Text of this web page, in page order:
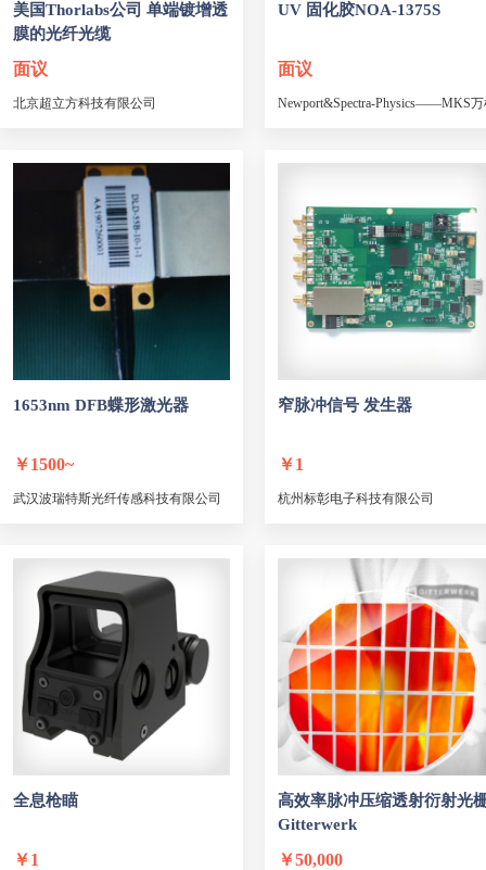
美国Thorlabs公司 单端镀增透
膜的光纤光缆
面议
北京超立方科技有限公司
UV 固化胶NOA-1375S
面议
Newport&Spectra-Physics——MKS
UV 固化胶F-UVE-65
UV 固化胶F-UVE-63
UV 固化胶F-UVE-61
UV 固化胶NOA-86S
UV 固化胶NOA-85S
UV 固化胶NOA-1625S
1653nm DFB蝶形激光器
￥1500~
武汉波瑞特斯光纤传感科技有限公司
窄脉冲信号 发生器
￥1
杭州标彰电子科技有限公司
全息枪瞄
￥1
高效率脉冲压缩透射衍射光
Gitterwerk
￥50,000